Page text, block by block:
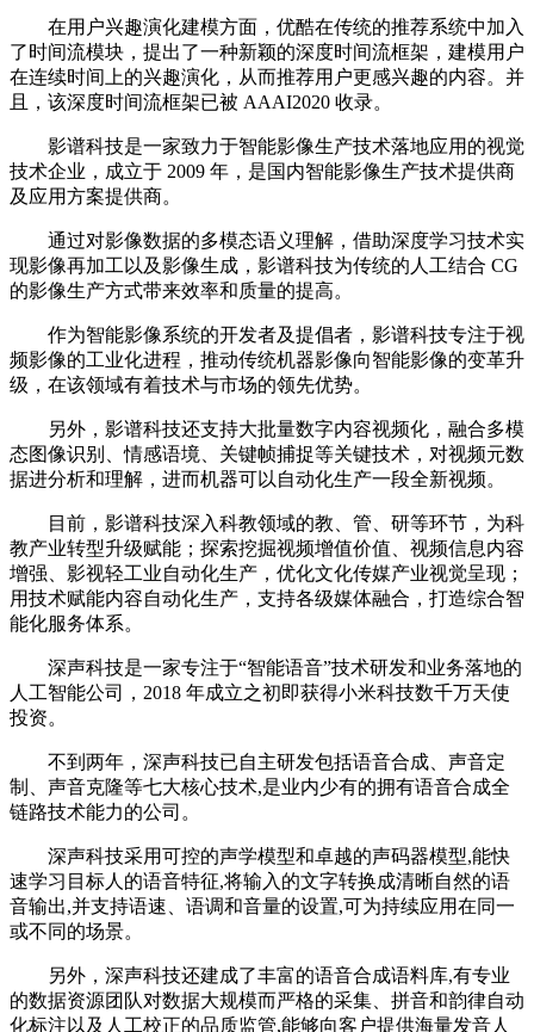
在用户兴趣演化建模方面，优酷在传统的推荐系统中加入
了时间流模块，提出了一种新颖的深度时间流框架，建模用户
在连续时间上的兴趣演化，从而推荐用户更感兴趣的内容。并
且，该深度时间流框架已被 AAAI2020 收录。
影谱科技是一家致力于智能影像生产技术落地应用的视觉
技术企业，成立于 2009 年，是国内智能影像生产技术提供商
及应用方案提供商。
通过对影像数据的多模态语义理解，借助深度学习技术实
现影像再加工以及影像生成，影谱科技为传统的人工结合 CG
的影像生产方式带来效率和质量的提高。
作为智能影像系统的开发者及提倡者，影谱科技专注于视
频影像的工业化进程，推动传统机器影像向智能影像的变革升
级，在该领域有着技术与市场的领先优势。
另外，影谱科技还支持大批量数字内容视频化，融合多模
态图像识别、情感语境、关键帧捕捉等关键技术，对视频元数
据进分析和理解，进而机器可以自动化生产一段全新视频。
目前，影谱科技深入科教领域的教、管、研等环节，为科
教产业转型升级赋能；探索挖掘视频增值价值、视频信息内容
增强、影视轻工业自动化生产，优化文化传媒产业视觉呈现；
用技术赋能内容自动化生产，支持各级媒体融合，打造综合智
能化服务体系。
深声科技是一家专注于“智能语音”技术研发和业务落地的
人工智能公司，2018 年成立之初即获得小米科技数千万天使
投资。
不到两年，深声科技已自主研发包括语音合成、声音定
制、声音克隆等七大核心技术,是业内少有的拥有语音合成全
链路技术能力的公司。
深声科技采用可控的声学模型和卓越的声码器模型,能快
速学习目标人的语音特征,将输入的文字转换成清晰自然的语
音输出,并支持语速、语调和音量的设置,可为持续应用在同一
或不同的场景。
另外，深声科技还建成了丰富的语音合成语料库,有专业
的数据资源团队对数据大规模而严格的采集、拼音和韵律自动
化标注以及人工校正的品质监管,能够向客户提供海量发音人